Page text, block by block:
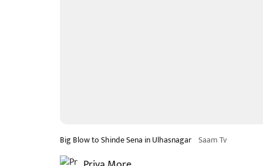
Big Blow to Shinde Sena in Ulhasnagar Saam Tv